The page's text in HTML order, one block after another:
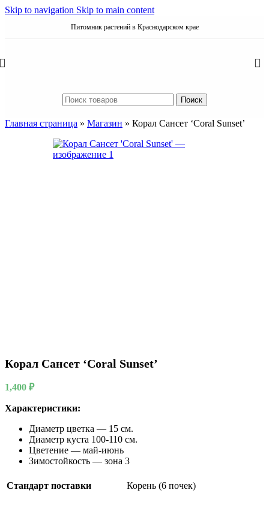
Skip to navigation Skip to main content
Питомник растений в Краснодарском крае
Поиск
Главная страница » Магазин » Корал Сансет ‘Coral Sunset’
Корал Сансет ‘Coral Sunset’
1,400 ₽
Характеристики:
Диаметр цветка — 15 см.
Диаметр куста 100-110 см.
Цветение — май-июнь
Зимостойкость — зона 3
Стандарт поставки Корень (6 почек)